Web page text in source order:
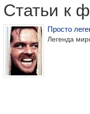
Статьи к
Просто
Легенда